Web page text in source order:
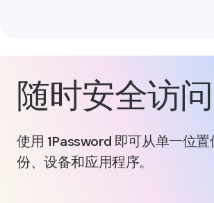
随时安全访问
使用 1Password 即可从单一位
份、设备和应用程序。